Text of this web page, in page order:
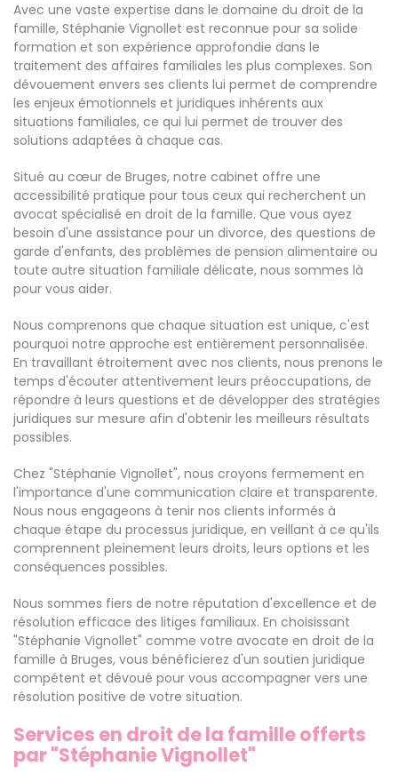
Avec une vaste expertise dans le domaine du droit de la
famille, Stéphanie Vignollet est reconnue pour sa solide
formation et son expérience approfondie dans le
traitement des affaires familiales les plus complexes. Son
dévouement envers ses clients lui permet de comprendre
les enjeux émotionnels et juridiques inhérents aux
situations familiales, ce qui lui permet de trouver des
solutions adaptées à chaque cas.
Situé au cœur de Bruges, notre cabinet offre une
accessibilité pratique pour tous ceux qui recherchent un
avocat spécialisé en droit de la famille. Que vous ayez
besoin d'une assistance pour un divorce, des questions de
garde d'enfants, des problèmes de pension alimentaire ou
toute autre situation familiale délicate, nous sommes là
pour vous aider.
Nous comprenons que chaque situation est unique, c'est
pourquoi notre approche est entièrement personnalisée.
En travaillant étroitement avec nos clients, nous prenons le
temps d'écouter attentivement leurs préoccupations, de
répondre à leurs questions et de développer des stratégies
juridiques sur mesure afin d'obtenir les meilleurs résultats
possibles.
Chez "Stéphanie Vignollet", nous croyons fermement en
l'importance d'une communication claire et transparente.
Nous nous engageons à tenir nos clients informés à
chaque étape du processus juridique, en veillant à ce qu'ils
comprennent pleinement leurs droits, leurs options et les
conséquences possibles.
Nous sommes fiers de notre réputation d'excellence et de
résolution efficace des litiges familiaux. En choisissant
"Stéphanie Vignollet" comme votre avocate en droit de la
famille à Bruges, vous bénéficierez d'un soutien juridique
compétent et dévoué pour vous accompagner vers une
résolution positive de votre situation.
Services en droit de la famille offerts
par "Stéphanie Vignollet"